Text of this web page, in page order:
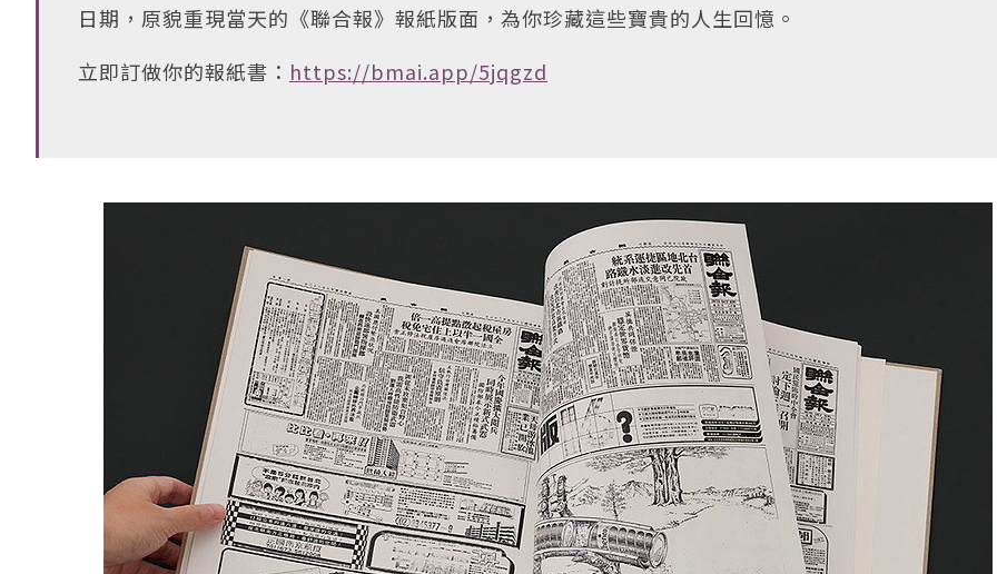
日期，原貌重現當天的《聯合報》報紙版面，為你珍藏這些寶貴的人生回憶。
立即訂做你的報紙書： https://bmai.app/5jqgzd